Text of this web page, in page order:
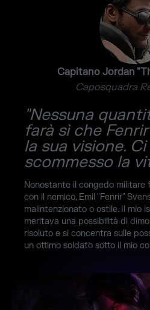
Capitano Jordan
Caposquadra
"Nessuna
farà sì che
la sua visione.
scommesso la
Nonostante il congedo militare
con il nemico, Emil "Fenrir"
malintenzionato o ostile. Il mio
meritava una possibilità di
risoluto e si concentra sulle
un ottimo soldato sotto il mio